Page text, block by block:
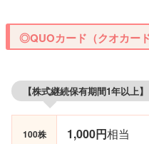
◎QUOカード（クオカード
【株式継続保有期間1年以上】
100株 1,000円相当